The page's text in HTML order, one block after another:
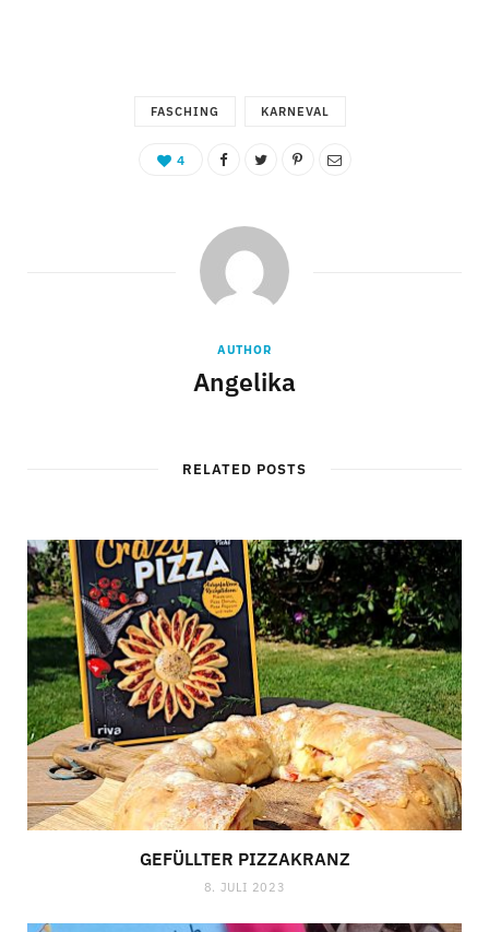
FASCHING KARNEVAL
4
AUTHOR
Angelika
RELATED POSTS
GEFÜLLTER PIZZAKRANZ
8. JULI 2023